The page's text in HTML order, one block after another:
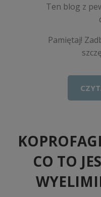
Ten blog z
Pamiętaj!
CO TO